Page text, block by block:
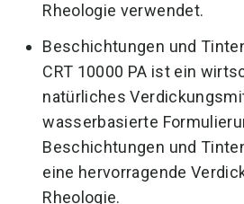
Rheologie verwendet.
​Beschichtungen und
CRT 10000 PA ist ein
natürliches
wasserbasierte
Beschichtungen und
eine hervorragende
Rheologie.